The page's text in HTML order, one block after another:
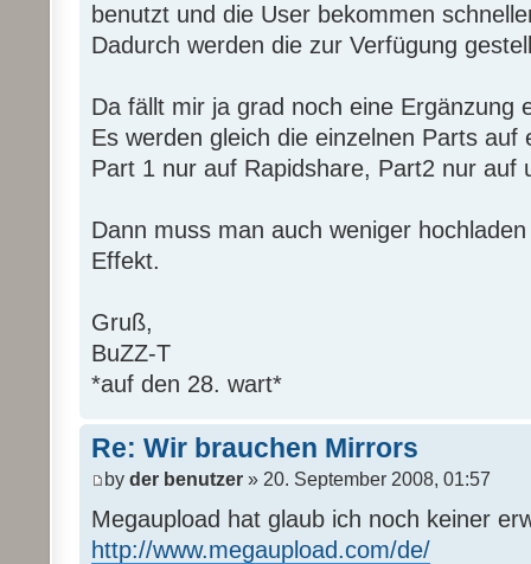
benutzt und die User bekommen
Dadurch werden die zur Verfügung
Da fällt mir ja grad noch eine Ergänzung
Es werden gleich die einzelnen Parts auf
Part 1 nur auf Rapidshare, Part2 nur auf
Dann muss man auch weniger
Effekt.
Gruß,
BuZZ-T
*auf den 28. wart*
Re: Wir brauchen Mirrors
by der benutzer » 20. September 2008, 01:57
Megaupload hat glaub ich noch keiner
http://www.megaupload.com/de/